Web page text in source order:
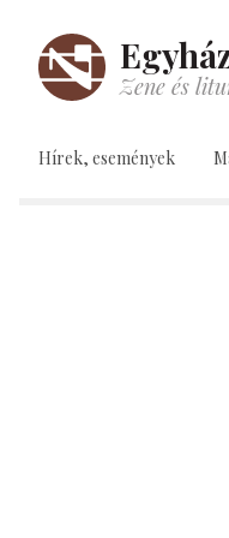
Zene és
Hírek, események